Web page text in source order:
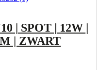
| SPOT | 12W |
| ZWART